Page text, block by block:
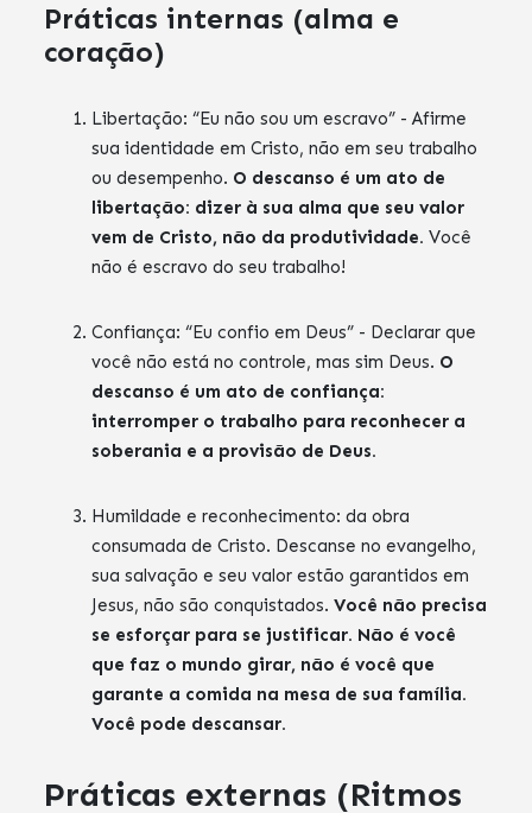
Práticas internas (alma e
coração)
Libertação: “Eu não sou um escravo” - Afirme
sua identidade em Cristo, não em seu trabalho
ou desempenho. O descanso é um ato de
libertação: dizer à sua alma que seu valor
vem de Cristo, não da produtividade. Você
não é escravo do seu trabalho!
Confiança: “Eu confio em Deus” - Declarar que
você não está no controle, mas sim Deus. O
descanso é um ato de confiança:
interromper o trabalho para reconhecer a
soberania e a provisão de Deus.
Humildade e reconhecimento: da obra
consumada de Cristo. Descanse no evangelho,
sua salvação e seu valor estão garantidos em
Jesus, não são conquistados.Você não precisa
se esforçar para se justificar. Não é você
que faz o mundo girar, não é você que
garante a comida na mesa de sua família.
Você pode descansar.
Práticas externas (Ritmos